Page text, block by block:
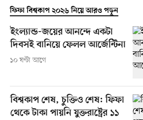
ফিফা বিশ্বকাপ ২০২৬ নিয়ে আরও পড়ুন
ইংল্যান্ড-জয়ের আনন্দে একটা
দিবসই বানিয়ে ফেলল আর্জেন্টিনা
১০ ঘণ্টা আগে
বিশ্বকাপ শেষ, চুক্তিও শেষ: ফিফা
থেকে টাকা পায়নি যুক্তরাষ্ট্রের ১১